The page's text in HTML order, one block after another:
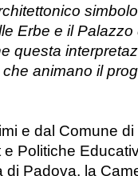
Erbe e il
questa
animano il
e dal Comune
Politiche
Padova, la